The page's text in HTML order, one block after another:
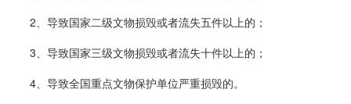
2、导致国家二级文物损毁或者流失五件以上的；
3、导致国家三级文物损毁或者流失十件以上的；
4、导致全国重点文物保护单位严重损毁的。